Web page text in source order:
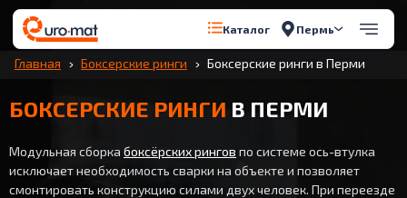
Каталог Пермь
Главная Боксерские ринги Боксерские ринги в Перми
БОКСЕРСКИЕ РИНГИ В ПЕРМИ
Модульная сборка боксёрских рингов по системе ось-втулка
исключает необходимость сварки на объекте и позволяет
смонтировать конструкцию силами двух человек. При переезде